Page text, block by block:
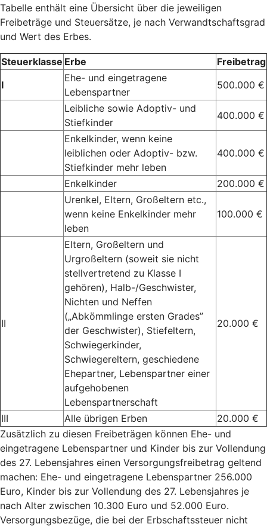
Tabelle enthält eine Übersicht über die jeweiligen
Freibeträge und Steuersätze, je nach Verwandtschaftsgrad
und Wert des Erbes.
Steuerklasse Erbe
Freibetrag
I
Ehe- und eingetragene
Lebenspartner
500.000 €
Leibliche sowie Adoptiv- und
Stiefkinder
400.000 €
Enkelkinder, wenn keine
leiblichen oder Adoptiv- bzw.
Stiefkinder mehr leben
400.000 €
Enkelkinder
200.000 €
Urenkel, Eltern, Großeltern etc.,
wenn keine Enkelkinder mehr
leben
100.000 €
II
Eltern, Großeltern und
Urgroßeltern (soweit sie nicht
stellvertretend zu Klasse I
gehören), Halb-/Geschwister,
Nichten und Neffen
(„Abkömmlinge ersten Grades”
der Geschwister), Stiefeltern,
Schwiegerkinder,
Schwiegereltern, geschiedene
Ehepartner, Lebenspartner einer
aufgehobenen
Lebenspartnerschaft
20.000 €
III Alle übrigen Erben
20.000 €
Zusätzlich zu diesen Freibeträgen können Ehe- und
eingetragene Lebenspartner und Kinder bis zur Vollendung
des 27. Lebensjahres einen Versorgungsfreibetrag geltend
machen: Ehe- und eingetragene Lebenspartner 256.000
Euro, Kinder bis zur Vollendung des 27. Lebensjahres je
nach Alter zwischen 10.300 Euro und 52.000 Euro.
Versorgungsbezüge, die bei der Erbschaftssteuer nicht